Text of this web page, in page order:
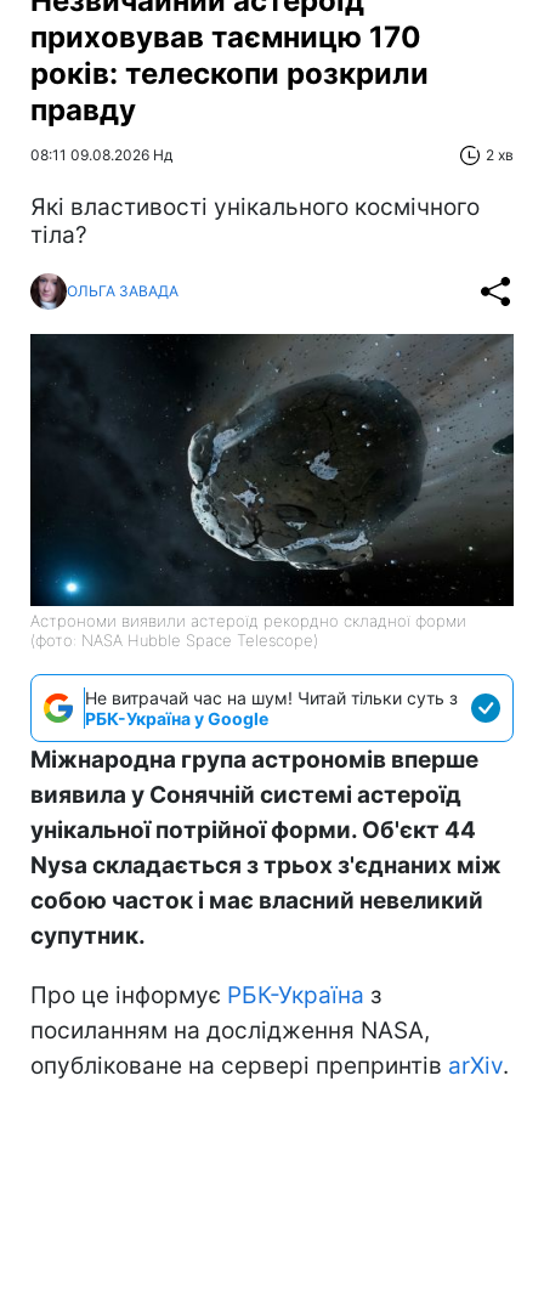
приховував таємницю 170
років: телескопи розкрили
правду
08:11 09.08.2026 Нд 2 хв
Які властивості унікального космічного
тіла?
ОЛЬГА ЗАВАДА
Астрономи виявили астероїд рекордно складної форми
(фото: NASA Hubble Space Telescope)
Не витрачай час на шум! Читай тільки суть з
РБК-Україна у Google
Міжнародна група астрономів вперше
виявила у Сонячній системі астероїд
унікальної потрійної форми. Об'єкт 44
Nysa складається з трьох з'єднаних між
собою часток і має власний невеликий
супутник.
Про це інформує РБК-Україна з
посиланням на дослідження NASA,
опубліковане на сервері препринтів arXiv.